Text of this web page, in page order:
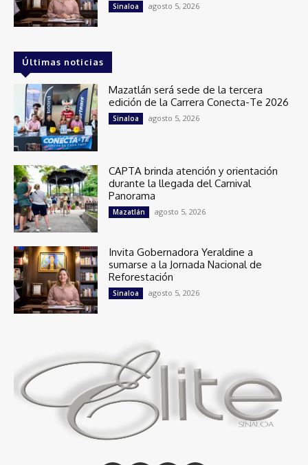
Sinaloa agosto 5, 2026
Últimas noticias
Mazatlán será sede de la tercera
edición de la Carrera Conecta-Te 2026
Sinaloa agosto 5, 2026
CAPTA brinda atención y orientación
durante la llegada del Carnival
Panorama
Mazatlán agosto 5, 2026
Invita Gobernadora Yeraldine a
sumarse a la Jornada Nacional de
Reforestación
Sinaloa agosto 5, 2026